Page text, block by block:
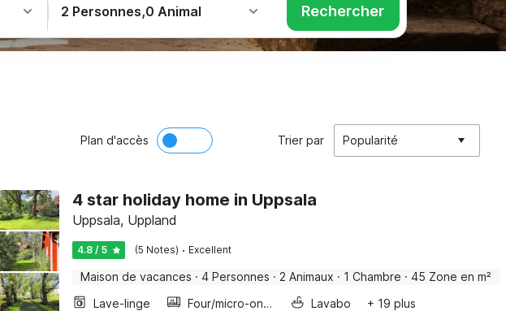
2 Personnes,0 Animal Rechercher
Plan d'accès Trier par Popularité
4 star holiday home in Uppsala
Uppsala, Uppland
4.8 / 5 (5 Notes) · Excellent
Maison de vacances · 4 Personnes · 2 Animaux · 1 Chambre · 45 Zone en m²
Lave-linge
Four/micro-onde combinés Lavabo
+ 19 plus